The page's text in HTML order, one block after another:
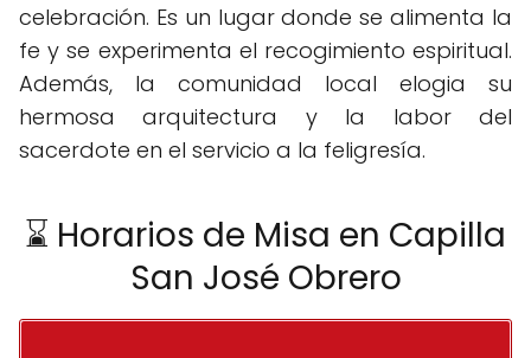
celebración. Es un lugar donde se alimenta la
fe y se experimenta el recogimiento espiritual.
Además, la comunidad local elogia su
hermosa arquitectura y la labor del
sacerdote en el servicio a la feligresía.
⌛ Horarios de Misa en Capilla
San José Obrero